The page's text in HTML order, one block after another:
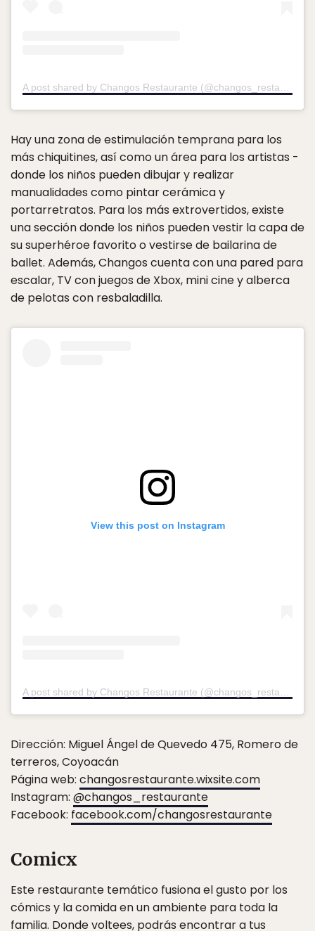
A post shared by Changos Restaurante (@changos_restaurante)
Hay una zona de estimulación temprana para los
más chiquitines, así como un área para los artistas -
donde los niños pueden dibujar y realizar
manualidades como pintar cerámica y
portarretratos. Para los más extrovertidos, existe
una sección donde los niños pueden vestir la capa de
su superhéroe favorito o vestirse de bailarina de
ballet. Además, Changos cuenta con una pared para
escalar, TV con juegos de Xbox, mini cine y alberca
de pelotas con resbaladilla.
View this post on Instagram
Dirección: Miguel Ángel de Quevedo 475, Romero de
terreros, Coyoacán
Página web: changosrestaurante.wixsite.com
Instagram: @changos_restaurante
Facebook: facebook.com/changosrestaurante
Comicx
Este restaurante temático fusiona el gusto por los
cómics y la comida en un ambiente para toda la
familia. Donde voltees, podrás encontrar a tus